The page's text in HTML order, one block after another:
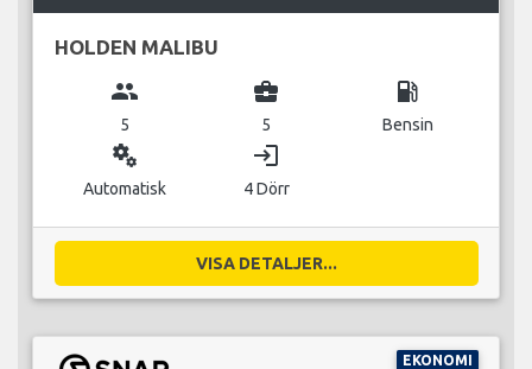
HOLDEN MALIBU
group
5
business_center
5
local_gas_station
Bensin
miscellaneous_services
Automatisk
login
4 Dörr
VISA DETALJER...
EKONOMI